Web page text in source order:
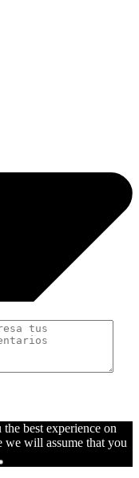
best experience on
we will assume that you